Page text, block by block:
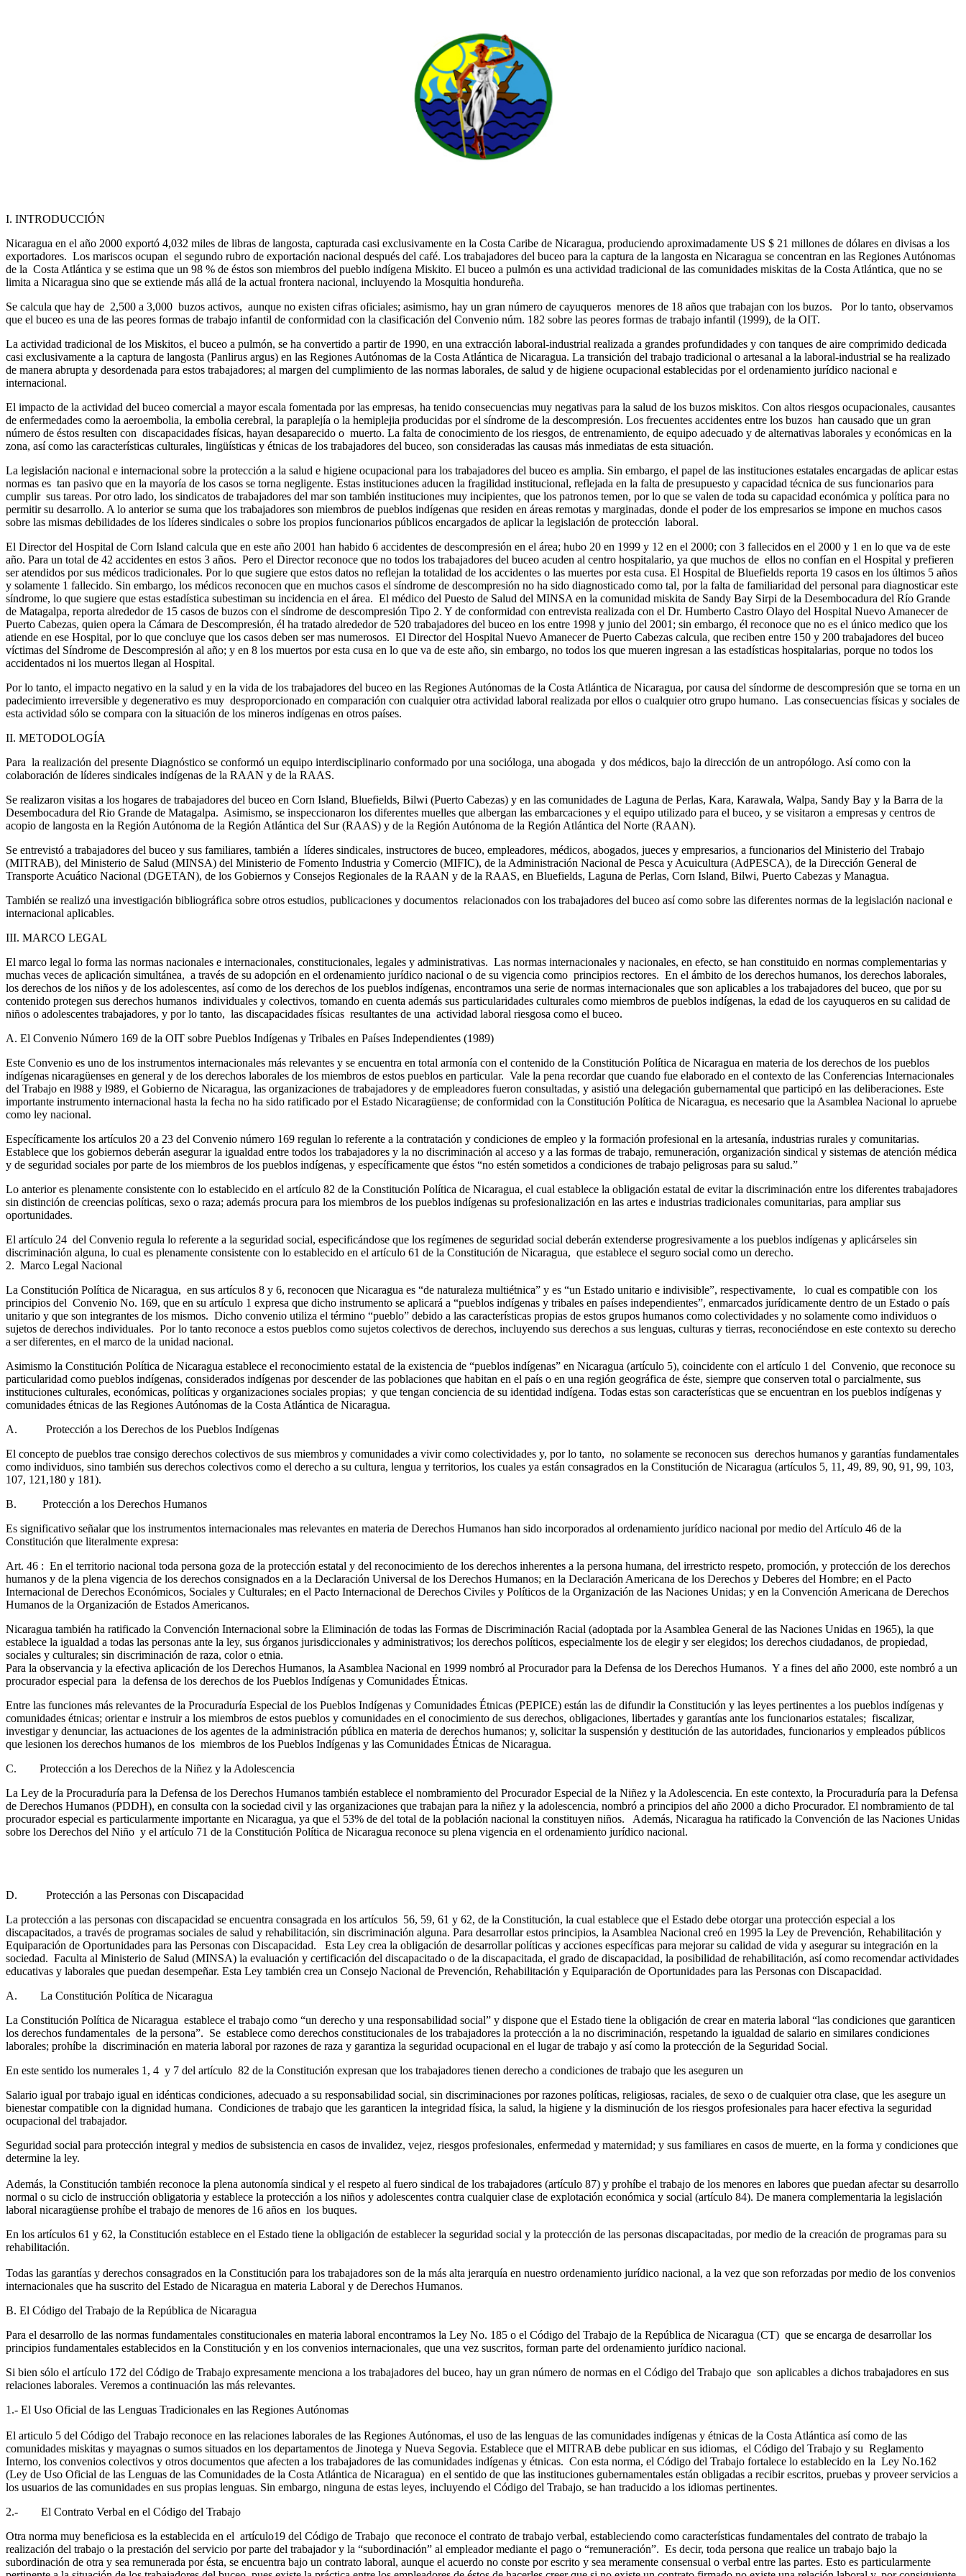
I. INTRODUCCIÓN
Nicaragua en el año 2000 exportó 4,032 miles de libras de langosta, capturada casi exclusivamente en la Costa Caribe de Nicaragua, produciendo aproximadamente US $ 21 millones de dólares en divisas a los
exportadores. Los mariscos ocupan el segundo rubro de exportación nacional después del café. Los trabajadores del buceo para la captura de la langosta en Nicaragua se concentran en las Regiones Autónomas
de la Costa Atlántica y se estima que un 98 % de éstos son miembros del pueblo indígena Miskito. El buceo a pulmón es una actividad tradicional de las comunidades miskitas de la Costa Atlántica, que no se
limita a Nicaragua sino que se extiende más allá de la actual frontera nacional, incluyendo la Mosquitia hondureña.
Se calcula que hay de 2,500 a 3,000 buzos activos, aunque no existen cifras oficiales; asimismo, hay un gran número de cayuqueros menores de 18 años que trabajan con los buzos. Por lo tanto, observamos
que el buceo es una de las peores formas de trabajo infantil de conformidad con la clasificación del Convenio núm. 182 sobre las peores formas de trabajo infantil (1999), de la OIT.
La actividad tradicional de los Miskitos, el buceo a pulmón, se ha convertido a partir de 1990, en una extracción laboral-industrial realizada a grandes profundidades y con tanques de aire comprimido dedicada
casi exclusivamente a la captura de langosta (Panlirus argus) en las Regiones Autónomas de la Costa Atlántica de Nicaragua. La transición del trabajo tradicional o artesanal a la laboral-industrial se ha realizado
de manera abrupta y desordenada para estos trabajadores; al margen del cumplimiento de las normas laborales, de salud y de higiene ocupacional establecidas por el ordenamiento jurídico nacional e
internacional.
El impacto de la actividad del buceo comercial a mayor escala fomentada por las empresas, ha tenido consecuencias muy negativas para la salud de los buzos miskitos. Con altos riesgos ocupacionales, causantes
de enfermedades como la aeroembolia, la embolia cerebral, la paraplejía o la hemiplejia producidas por el síndrome de la descompresión. Los frecuentes accidentes entre los buzos han causado que un gran
número de éstos resulten con discapacidades físicas, hayan desaparecido o muerto. La falta de conocimiento de los riesgos, de entrenamiento, de equipo adecuado y de alternativas laborales y económicas en la
zona, así como las características culturales, lingüísticas y étnicas de los trabajadores del buceo, son consideradas las causas más inmediatas de esta situación.
La legislación nacional e internacional sobre la protección a la salud e higiene ocupacional para los trabajadores del buceo es amplia. Sin embargo, el papel de las instituciones estatales encargadas de aplicar estas
normas es tan pasivo que en la mayoría de los casos se torna negligente. Estas instituciones aducen la fragilidad institucional, reflejada en la falta de presupuesto y capacidad técnica de sus funcionarios para
cumplir sus tareas. Por otro lado, los sindicatos de trabajadores del mar son también instituciones muy incipientes, que los patronos temen, por lo que se valen de toda su capacidad económica y política para no
permitir su desarrollo. A lo anterior se suma que los trabajadores son miembros de pueblos indígenas que residen en áreas remotas y marginadas, donde el poder de los empresarios se impone en muchos casos
sobre las mismas debilidades de los líderes sindicales o sobre los propios funcionarios públicos encargados de aplicar la legislación de protección laboral.
El Director del Hospital de Corn Island calcula que en este año 2001 han habido 6 accidentes de descompresión en el área; hubo 20 en 1999 y 12 en el 2000; con 3 fallecidos en el 2000 y 1 en lo que va de este
año. Para un total de 42 accidentes en estos 3 años. Pero el Director reconoce que no todos los trabajadores del buceo acuden al centro hospitalario, ya que muchos de ellos no confían en el Hospital y prefieren
ser atendidos por sus médicos tradicionales. Por lo que sugiere que estos datos no reflejan la totalidad de los accidentes o las muertes por esta cusa. El Hospital de Bluefields reporta 19 casos en los últimos 5 años
y solamente 1 fallecido. Sin embargo, los médicos reconocen que en muchos casos el síndrome de descompresión no ha sido diagnosticado como tal, por la falta de familiaridad del personal para diagnosticar este
síndrome, lo que sugiere que estas estadística subestiman su incidencia en el área. El médico del Puesto de Salud del MINSA en la comunidad miskita de Sandy Bay Sirpi de la Desembocadura del Río Grande
de Matagalpa, reporta alrededor de 15 casos de buzos con el síndrome de descompresión Tipo 2. Y de conformidad con entrevista realizada con el Dr. Humberto Castro Olayo del Hospital Nuevo Amanecer de
Puerto Cabezas, quien opera la Cámara de Descompresión, él ha tratado alrededor de 520 trabajadores del buceo en los entre 1998 y junio del 2001; sin embargo, él reconoce que no es el único medico que los
atiende en ese Hospital, por lo que concluye que los casos deben ser mas numerosos. El Director del Hospital Nuevo Amanecer de Puerto Cabezas calcula, que reciben entre 150 y 200 trabajadores del buceo
víctimas del Síndrome de Descompresión al año; y en 8 los muertos por esta cusa en lo que va de este año, sin embargo, no todos los que mueren ingresan a las estadísticas hospitalarias, porque no todos los
accidentados ni los muertos llegan al Hospital.
Por lo tanto, el impacto negativo en la salud y en la vida de los trabajadores del buceo en las Regiones Autónomas de la Costa Atlántica de Nicaragua, por causa del síndorme de descompresión que se torna en un
padecimiento irreversible y degenerativo es muy desproporcionado en comparación con cualquier otra actividad laboral realizada por ellos o cualquier otro grupo humano. Las consecuencias físicas y sociales de
esta actividad sólo se compara con la situación de los mineros indígenas en otros países.
II. METODOLOGÍA
Para la realización del presente Diagnóstico se conformó un equipo interdisciplinario conformado por una socióloga, una abogada y dos médicos, bajo la dirección de un antropólogo. Así como con la
colaboración de líderes sindicales indígenas de la RAAN y de la RAAS.
Se realizaron visitas a los hogares de trabajadores del buceo en Corn Island, Bluefields, Bilwi (Puerto Cabezas) y en las comunidades de Laguna de Perlas, Kara, Karawala, Walpa, Sandy Bay y la Barra de la
Desembocadura del Rio Grande de Matagalpa. Asimismo, se inspeccionaron los diferentes muelles que albergan las embarcaciones y el equipo utilizado para el buceo, y se visitaron a empresas y centros de
acopio de langosta en la Región Autónoma de la Región Atlántica del Sur (RAAS) y de la Región Autónoma de la Región Atlántica del Norte (RAAN).
Se entrevistó a trabajadores del buceo y sus familiares, también a líderes sindicales, instructores de buceo, empleadores, médicos, abogados, jueces y empresarios, a funcionarios del Ministerio del Trabajo
(MITRAB), del Ministerio de Salud (MINSA) del Ministerio de Fomento Industria y Comercio (MIFIC), de la Administración Nacional de Pesca y Acuicultura (AdPESCA), de la Dirección General de
Transporte Acuático Nacional (DGETAN), de los Gobiernos y Consejos Regionales de la RAAN y de la RAAS, en Bluefields, Laguna de Perlas, Corn Island, Bilwi, Puerto Cabezas y Managua.
También se realizó una investigación bibliográfica sobre otros estudios, publicaciones y documentos relacionados con los trabajadores del buceo así como sobre las diferentes normas de la legislación nacional e
internacional aplicables.
III. MARCO LEGAL
El marco legal lo forma las normas nacionales e internacionales, constitucionales, legales y administrativas. Las normas internacionales y nacionales, en efecto, se han constituido en normas complementarias y
muchas veces de aplicación simultánea, a través de su adopción en el ordenamiento jurídico nacional o de su vigencia como principios rectores. En el ámbito de los derechos humanos, los derechos laborales,
los derechos de los niños y de los adolescentes, así como de los derechos de los pueblos indígenas, encontramos una serie de normas internacionales que son aplicables a los trabajadores del buceo, que por su
contenido protegen sus derechos humanos individuales y colectivos, tomando en cuenta además sus particularidades culturales como miembros de pueblos indígenas, la edad de los cayuqueros en su calidad de
niños o adolescentes trabajadores, y por lo tanto, las discapacidades físicas resultantes de una actividad laboral riesgosa como el buceo.
A. El Convenio Número 169 de la OIT sobre Pueblos Indígenas y Tribales en Países Independientes (1989)
Este Convenio es uno de los instrumentos internacionales más relevantes y se encuentra en total armonía con el contenido de la Constitución Política de Nicaragua en materia de los derechos de los pueblos
indígenas nicaragüenses en general y de los derechos laborales de los miembros de estos pueblos en particular. Vale la pena recordar que cuando fue elaborado en el contexto de las Conferencias Internacionales
del Trabajo en l988 y l989, el Gobierno de Nicaragua, las organizaciones de trabajadores y de empleadores fueron consultadas, y asistió una delegación gubernamental que participó en las deliberaciones. Este
importante instrumento internacional hasta la fecha no ha sido ratificado por el Estado Nicaragüense; de conformidad con la Constitución Política de Nicaragua, es necesario que la Asamblea Nacional lo apruebe
como ley nacional.
Específicamente los artículos 20 a 23 del Convenio número 169 regulan lo referente a la contratación y condiciones de empleo y la formación profesional en la artesanía, industrias rurales y comunitarias.
Establece que los gobiernos deberán asegurar la igualdad entre todos los trabajadores y la no discriminación al acceso y a las formas de trabajo, remuneración, organización sindical y sistemas de atención médica
y de seguridad sociales por parte de los miembros de los pueblos indígenas, y específicamente que éstos “no estén sometidos a condiciones de trabajo peligrosas para su salud.”
Lo anterior es plenamente consistente con lo establecido en el artículo 82 de la Constitución Política de Nicaragua, el cual establece la obligación estatal de evitar la discriminación entre los diferentes trabajadores
sin distinción de creencias políticas, sexo o raza; además procura para los miembros de los pueblos indígenas su profesionalización en las artes e industrias tradicionales comunitarias, para ampliar sus
oportunidades.
El artículo 24 del Convenio regula lo referente a la seguridad social, especificándose que los regímenes de seguridad social deberán extenderse progresivamente a los pueblos indígenas y aplicárseles sin
discriminación alguna, lo cual es plenamente consistente con lo establecido en el artículo 61 de la Constitución de Nicaragua, que establece el seguro social como un derecho.
2. Marco Legal Nacional
La Constitución Política de Nicaragua, en sus artículos 8 y 6, reconocen que Nicaragua es “de naturaleza multiétnica” y es “un Estado unitario e indivisible”, respectivamente, lo cual es compatible con los
principios del Convenio No. 169, que en su artículo 1 expresa que dicho instrumento se aplicará a “pueblos indígenas y tribales en países independientes”, enmarcados jurídicamente dentro de un Estado o país
unitario y que son integrantes de los mismos. Dicho convenio utiliza el término “pueblo” debido a las características propias de estos grupos humanos como colectividades y no solamente como individuos o
sujetos de derechos individuales. Por lo tanto reconoce a estos pueblos como sujetos colectivos de derechos, incluyendo sus derechos a sus lenguas, culturas y tierras, reconociéndose en este contexto su derecho
a ser diferentes, en el marco de la unidad nacional.
Asimismo la Constitución Política de Nicaragua establece el reconocimiento estatal de la existencia de “pueblos indígenas” en Nicaragua (artículo 5), coincidente con el artículo 1 del Convenio, que reconoce su
particularidad como pueblos indígenas, considerados indígenas por descender de las poblaciones que habitan en el país o en una región geográfica de éste, siempre que conserven total o parcialmente, sus
instituciones culturales, económicas, políticas y organizaciones sociales propias; y que tengan conciencia de su identidad indígena. Todas estas son características que se encuentran en los pueblos indígenas y
comunidades étnicas de las Regiones Autónomas de la Costa Atlántica de Nicaragua.
A. Protección a los Derechos de los Pueblos Indígenas
El concepto de pueblos trae consigo derechos colectivos de sus miembros y comunidades a vivir como colectividades y, por lo tanto, no solamente se reconocen sus derechos humanos y garantías fundamentales
como individuos, sino también sus derechos colectivos como el derecho a su cultura, lengua y territorios, los cuales ya están consagrados en la Constitución de Nicaragua (artículos 5, 11, 49, 89, 90, 91, 99, 103,
107, 121,180 y 181).
B. Protección a los Derechos Humanos
Es significativo señalar que los instrumentos internacionales mas relevantes en materia de Derechos Humanos han sido incorporados al ordenamiento jurídico nacional por medio del Artículo 46 de la
Constitución que literalmente expresa:
Art. 46 : En el territorio nacional toda persona goza de la protección estatal y del reconocimiento de los derechos inherentes a la persona humana, del irrestricto respeto, promoción, y protección de los derechos
humanos y de la plena vigencia de los derechos consignados en a la Declaración Universal de los Derechos Humanos; en la Declaración Americana de los Derechos y Deberes del Hombre; en el Pacto
Internacional de Derechos Económicos, Sociales y Culturales; en el Pacto Internacional de Derechos Civiles y Políticos de la Organización de las Naciones Unidas; y en la Convención Americana de Derechos
Humanos de la Organización de Estados Americanos.
Nicaragua también ha ratificado la Convención Internacional sobre la Eliminación de todas las Formas de Discriminación Racial (adoptada por la Asamblea General de las Naciones Unidas en 1965), la que
establece la igualdad a todas las personas ante la ley, sus órganos jurisdiccionales y administrativos; los derechos políticos, especialmente los de elegir y ser elegidos; los derechos ciudadanos, de propiedad,
sociales y culturales; sin discriminación de raza, color o etnia.
Para la observancia y la efectiva aplicación de los Derechos Humanos, la Asamblea Nacional en 1999 nombró al Procurador para la Defensa de los Derechos Humanos. Y a fines del año 2000, este nombró a un
procurador especial para la defensa de los derechos de los Pueblos Indígenas y Comunidades Étnicas.
Entre las funciones más relevantes de la Procuraduría Especial de los Pueblos Indígenas y Comunidades Étnicas (PEPICE) están las de difundir la Constitución y las leyes pertinentes a los pueblos indígenas y
comunidades étnicas; orientar e instruir a los miembros de estos pueblos y comunidades en el conocimiento de sus derechos, obligaciones, libertades y garantías ante los funcionarios estatales; fiscalizar,
investigar y denunciar, las actuaciones de los agentes de la administración pública en materia de derechos humanos; y, solicitar la suspensión y destitución de las autoridades, funcionarios y empleados públicos
que lesionen los derechos humanos de los miembros de los Pueblos Indígenas y las Comunidades Étnicas de Nicaragua.
C. Protección a los Derechos de la Niñez y la Adolescencia
La Ley de la Procuraduría para la Defensa de los Derechos Humanos también establece el nombramiento del Procurador Especial de la Niñez y la Adolescencia. En este contexto, la Procuraduría para la Defensa
de Derechos Humanos (PDDH), en consulta con la sociedad civil y las organizaciones que trabajan para la niñez y la adolescencia, nombró a principios del año 2000 a dicho Procurador. El nombramiento de tal
procurador especial es particularmente importante en Nicaragua, ya que el 53% de del total de la población nacional la constituyen niños. Además, Nicaragua ha ratificado la Convención de las Naciones Unidas
sobre los Derechos del Niño y el artículo 71 de la Constitución Política de Nicaragua reconoce su plena vigencia en el ordenamiento jurídico nacional.
D. Protección a las Personas con Discapacidad
La protección a las personas con discapacidad se encuentra consagrada en los artículos 56, 59, 61 y 62, de la Constitución, la cual establece que el Estado debe otorgar una protección especial a los
discapacitados, a través de programas sociales de salud y rehabilitación, sin discriminación alguna. Para desarrollar estos principios, la Asamblea Nacional creó en 1995 la Ley de Prevención, Rehabilitación y
Equiparación de Oportunidades para las Personas con Discapacidad. Esta Ley crea la obligación de desarrollar políticas y acciones específicas para mejorar su calidad de vida y asegurar su integración en la
sociedad. Faculta al Ministerio de Salud (MINSA) la evaluación y certificación del discapacitado o de la discapacitada, el grado de discapacidad, la posibilidad de rehabilitación, así como recomendar actividades
educativas y laborales que puedan desempeñar. Esta Ley también crea un Consejo Nacional de Prevención, Rehabilitación y Equiparación de Oportunidades para las Personas con Discapacidad.
A. La Constitución Política de Nicaragua
La Constitución Política de Nicaragua establece el trabajo como “un derecho y una responsabilidad social” y dispone que el Estado tiene la obligación de crear en materia laboral “las condiciones que garanticen
los derechos fundamentales de la persona”. Se establece como derechos constitucionales de los trabajadores la protección a la no discriminación, respetando la igualdad de salario en similares condiciones
laborales; prohíbe la discriminación en materia laboral por razones de raza y garantiza la seguridad ocupacional en el lugar de trabajo y así como la protección de la Seguridad Social.
En este sentido los numerales 1, 4 y 7 del artículo 82 de la Constitución expresan que los trabajadores tienen derecho a condiciones de trabajo que les aseguren un
Salario igual por trabajo igual en idénticas condiciones, adecuado a su responsabilidad social, sin discriminaciones por razones políticas, religiosas, raciales, de sexo o de cualquier otra clase, que les asegure un
bienestar compatible con la dignidad humana. Condiciones de trabajo que les garanticen la integridad física, la salud, la higiene y la disminución de los riesgos profesionales para hacer efectiva la seguridad
ocupacional del trabajador.
Seguridad social para protección integral y medios de subsistencia en casos de invalidez, vejez, riesgos profesionales, enfermedad y maternidad; y sus familiares en casos de muerte, en la forma y condiciones que
determine la ley.
Además, la Constitución también reconoce la plena autonomía sindical y el respeto al fuero sindical de los trabajadores (artículo 87) y prohíbe el trabajo de los menores en labores que puedan afectar su desarrollo
normal o su ciclo de instrucción obligatoria y establece la protección a los niños y adolescentes contra cualquier clase de explotación económica y social (artículo 84). De manera complementaria la legislación
laboral nicaragüense prohíbe el trabajo de menores de 16 años en los buques.
En los artículos 61 y 62, la Constitución establece en el Estado tiene la obligación de establecer la seguridad social y la protección de las personas discapacitadas, por medio de la creación de programas para su
rehabilitación.
Todas las garantías y derechos consagrados en la Constitución para los trabajadores son de la más alta jerarquía en nuestro ordenamiento jurídico nacional, a la vez que son reforzadas por medio de los convenios
internacionales que ha suscrito del Estado de Nicaragua en materia Laboral y de Derechos Humanos.
B. El Código del Trabajo de la República de Nicaragua
Para el desarrollo de las normas fundamentales constitucionales en materia laboral encontramos la Ley No. 185 o el Código del Trabajo de la República de Nicaragua (CT) que se encarga de desarrollar los
principios fundamentales establecidos en la Constitución y en los convenios internacionales, que una vez suscritos, forman parte del ordenamiento jurídico nacional.
Si bien sólo el artículo 172 del Código de Trabajo expresamente menciona a los trabajadores del buceo, hay un gran número de normas en el Código del Trabajo que son aplicables a dichos trabajadores en sus
relaciones laborales. Veremos a continuación las más relevantes.
1.- El Uso Oficial de las Lenguas Tradicionales en las Regiones Autónomas
El articulo 5 del Código del Trabajo reconoce en las relaciones laborales de las Regiones Autónomas, el uso de las lenguas de las comunidades indígenas y étnicas de la Costa Atlántica así como de las
comunidades miskitas y mayagnas o sumos situados en los departamentos de Jinotega y Nueva Segovia. Establece que el MITRAB debe publicar en sus idiomas, el Código del Trabajo y su Reglamento
Interno, los convenios colectivos y otros documentos que afecten a los trabajadores de las comunidades indígenas y étnicas. Con esta norma, el Código del Trabajo fortalece lo establecido en la Ley No.162
(Ley de Uso Oficial de las Lenguas de las Comunidades de la Costa Atlántica de Nicaragua) en el sentido de que las instituciones gubernamentales están obligadas a recibir escritos, pruebas y proveer servicios a
los usuarios de las comunidades en sus propias lenguas. Sin embargo, ninguna de estas leyes, incluyendo el Código del Trabajo, se han traducido a los idiomas pertinentes.
2.- El Contrato Verbal en el Código del Trabajo
Otra norma muy beneficiosa es la establecida en el artículo19 del Código de Trabajo que reconoce el contrato de trabajo verbal, estableciendo como características fundamentales del contrato de trabajo la
realización del trabajo o la prestación del servicio por parte del trabajador y la “subordinación” al empleador mediante el pago o “remuneración”. Es decir, toda persona que realice un trabajo bajo la
subordinación de otra y sea remunerada por ésta, se encuentra bajo un contrato laboral, aunque el acuerdo no conste por escrito y sea meramente consensual o verbal entre las partes. Esto es particularmente